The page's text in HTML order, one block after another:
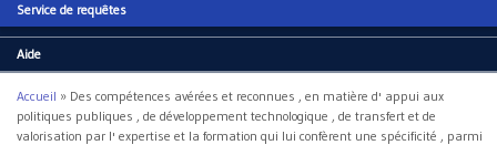
Service de requêtes
Aide
Vous êtes ici
Accueil » Des compétences avérées et reconnues , en matière d' appui aux
politiques publiques , de développement technologique , de transfert et de
valorisation par l' expertise et la formation qui lui confèrent une spécificité , parmi